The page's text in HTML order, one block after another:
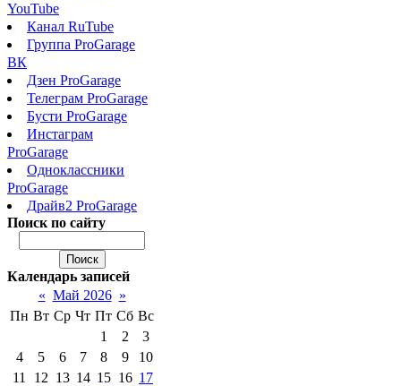
YouTube
Канал RuTube
Группа ProGarage
ВК
Дзен ProGarage
Телеграм ProGarage
Бусти ProGarage
Инстаграм
ProGarage
Одноклассники
ProGarage
Драйв2 ProGarage
Поиск по сайту
Календарь записей
« Май 2026 »
Пн Вт Ср Чт Пт Сб Вс
1
2
3
4
5 6 7 8 9
10
11
12 13 14 15 16 17